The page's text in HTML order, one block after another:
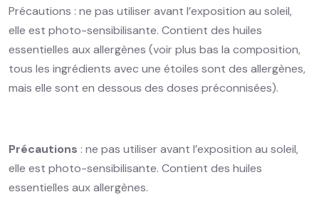
Précautions : ne pas utiliser avant l’exposition au soleil,
elle est photo-sensibilisante. Contient des huiles
essentielles aux allergènes (voir plus bas la composition,
tous les ingrédients avec une étoiles sont des allergènes,
mais elle sont en dessous des doses préconnisées).
Précautions : ne pas utiliser avant l’exposition au soleil,
elle est photo-sensibilisante. Contient des huiles
essentielles aux allergènes.